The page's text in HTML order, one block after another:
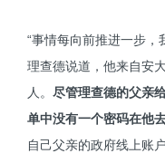
“事情每向前推进一步，
理查德说道，他来自安
人。 尽管理查德的父亲
单中没有一个密码在他
自己父亲的政府线上账